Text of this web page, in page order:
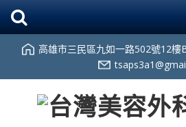
高雄市三民區九如一路502號12樓